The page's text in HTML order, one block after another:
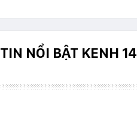
TIN NỔI BẬT KENH 14